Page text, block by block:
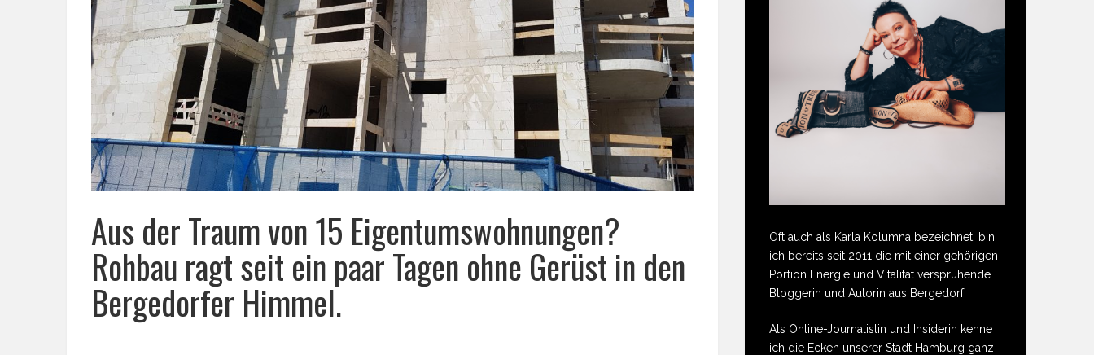
Aus der Traum von 15 Eigentumswohnungen?
Rohbau ragt seit ein paar Tagen ohne Gerüst in den
Bergedorfer Himmel.
Oft auch als Karla Kolumna bezeichnet, bin
ich bereits seit 2011 die mit einer gehörigen
Portion Energie und Vitalität versprühende
Bloggerin und Autorin aus Bergedorf.
Als Online-Journalistin und Insiderin kenne
ich die Ecken unserer Stadt Hamburg ganz